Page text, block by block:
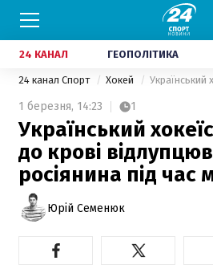
24 КАНАЛ ГЕОПОЛІТИКА
24 канал Спорт Хокей
1 березня, 14:23 1
Український
до крові
росіянина під час
Юрій Семенюк